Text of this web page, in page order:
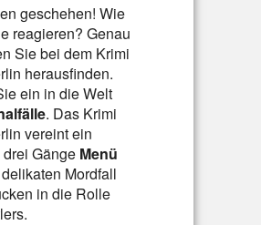
geschehen! Wie
reagieren? Genau
Sie bei dem Krimi
herausfinden.
ein in die Welt
. Das Krimi
vereintein
Gänge Menü
Mordfall
in die Rolle